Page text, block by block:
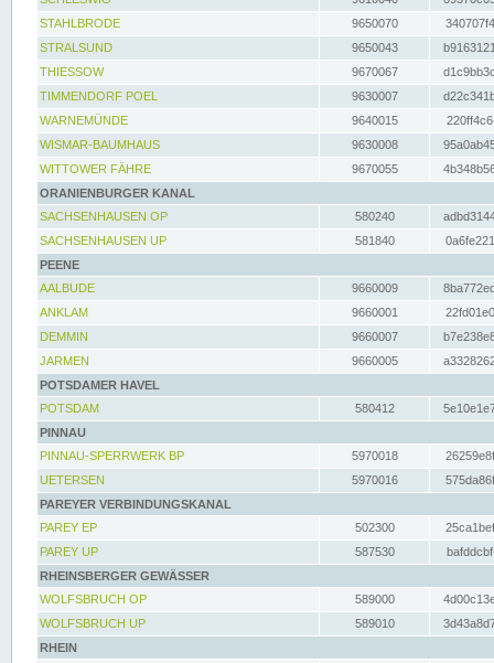
STAHLBRODE
9650070
STRALSUND
9650043
THIESSOW
9670067
TIMMENDORF POEL
9630007
WARNEMÜNDE
9640015
WISMAR-BAUMHAUS
9630008
WITTOWER FÄHRE
9670055
ORANIENBURGER KANAL
SACHSENHAUSEN OP
580240
SACHSENHAUSEN UP
581840
PEENE
AALBUDE
9660009
ANKLAM
9660001
DEMMIN
9660007
JARMEN
9660005
POTSDAMER HAVEL
POTSDAM
580412
PINNAU
PINNAU-SPERRWERK BP
5970018
UETERSEN
5970016
PAREYER VERBINDUNGSKANAL
PAREY EP
502300
PAREY UP
587530
RHEINSBERGER GEWÄSSER
WOLFSBRUCH OP
589000
WOLFSBRUCH UP
589010
RHEIN